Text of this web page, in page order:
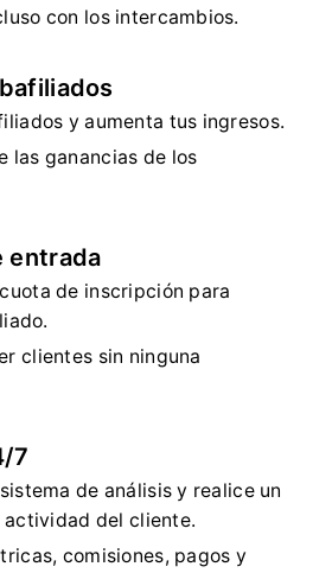
con los intercambios.
y aumenta tus ingresos.
las ganancias de los
entrada
de inscripción para
clientes sin ninguna
7
de análisis y realice un
actividad del cliente.
comisiones, pagos y